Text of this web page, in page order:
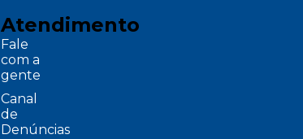
Atendimento
Fale
com a
gente
Canal
de
Denúncias